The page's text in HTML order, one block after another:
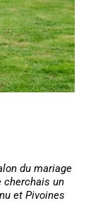
du mariage
cherchais un
et Pivoines